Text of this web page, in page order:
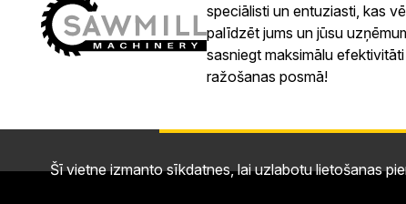
speciālisti un entuziasti, kas
palīdzēt jums un jūsu
sasniegt maksimālu
ražošanas posmā!
Šī vietne izmanto sīkdatnes, lai uzlabotu lietošanas